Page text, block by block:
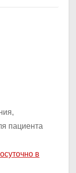
пациента
в